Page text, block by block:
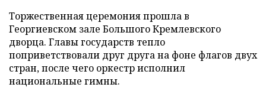
Торжественная церемония прошла в
Георгиевском зале Большого Кремлевского
дворца. Главы государств тепло
поприветствовали друг друга на фоне флагов двух
стран, после чего оркестр исполнил
национальные гимны.